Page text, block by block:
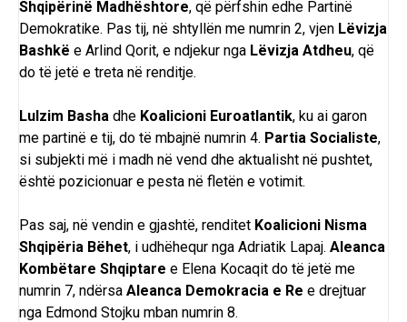
Shqipërinë Madhështore, që përfshin edhe Partinë
Demokratike. Pas tij, në shtyllën me numrin 2, vjen Lëvizja
Bashkë e Arlind Qorit, e ndjekur nga Lëvizja Atdheu, që
do të jetë e treta në renditje.
Lulzim Basha dhe Koalicioni Euroatlantik, ku ai garon
me partinë e tij, do të mbajnë numrin 4. Partia Socialiste,
si subjekti më i madh në vend dhe aktualisht në pushtet,
është pozicionuar e pesta në fletën e votimit.
Pas saj, në vendin e gjashtë, renditet Koalicioni Nisma
Shqipëria Bëhet, i udhëhequr nga Adriatik Lapaj. Aleanca
Kombëtare Shqiptare e Elena Kocaqit do të jetë me
numrin 7, ndërsa Aleanca Demokracia e Re e drejtuar
nga Edmond Stojku mban numrin 8.